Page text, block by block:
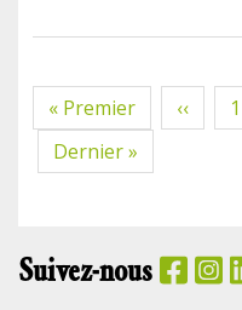
Pagination
Première
page
« Premier
Page
‹‹ 1
Dernière
page
Dernier »
Suivez-nous